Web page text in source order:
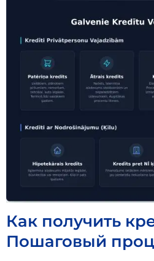
Как получить
Пошаговый